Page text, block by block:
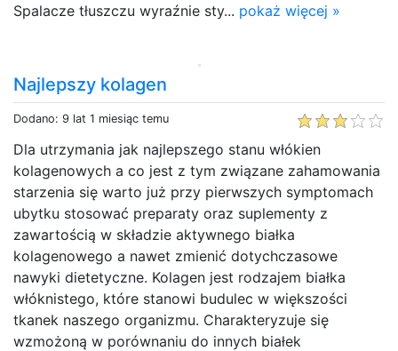
Spalacze tłuszczu wyraźnie sty... pokaż więcej »
Najlepszy kolagen
Dodano: 9 lat 1 miesiąc temu
Dla utrzymania jak najlepszego stanu włókien
kolagenowych a co jest z tym związane zahamowania
starzenia się warto już przy pierwszych symptomach
ubytku stosować preparaty oraz suplementy z
zawartością w składzie aktywnego białka
kolagenowego a nawet zmienić dotychczasowe
nawyki dietetyczne. Kolagen jest rodzajem białka
włóknistego, które stanowi budulec w większości
tkanek naszego organizmu. Charakteryzuje się
wzmożoną w porównaniu do innych białek